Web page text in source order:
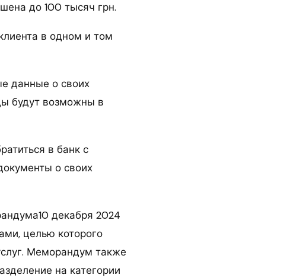
до 100 тысяч грн.
в одном и том
данные о своих
будут возможны в
в банк с
о своих
декабря 2024
целью которого
Меморандум также
на категории